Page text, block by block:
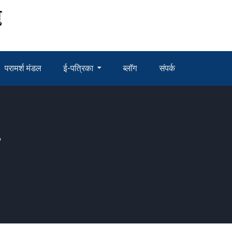
परामर्श मंडल ई-पत्रिका ब्लॉग संपर्क